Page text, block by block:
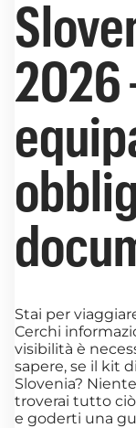
2026
Stai per
Cerchi
visibilità è
sapere, se il kit
Slovenia?
troverai tutto
e goderti una